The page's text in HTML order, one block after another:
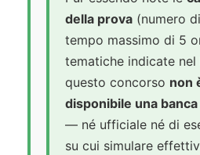
della prova (numero
tempo massimo di 5
tematiche indicate
questo concorso non
disponibile una
— né ufficiale né di
su cui simulare